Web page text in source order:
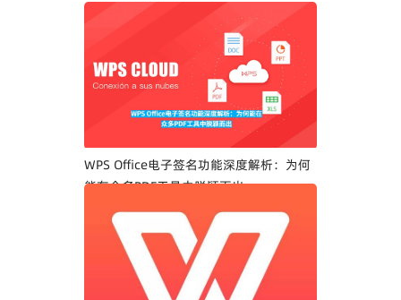
WPS Office电子签名功能深度解析：为何
能在众多PDF工具中脱颖而出